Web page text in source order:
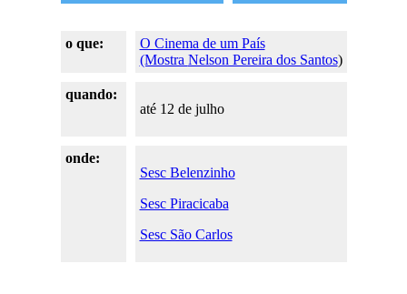
o que:
O Cinema de um País
(Mostra Nelson Pereira dos Santos)
quando:
até 12 de julho
onde:
Sesc Belenzinho
Sesc Piracicaba
Sesc São Carlos